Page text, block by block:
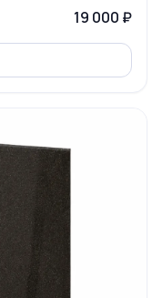
19 000 ₽